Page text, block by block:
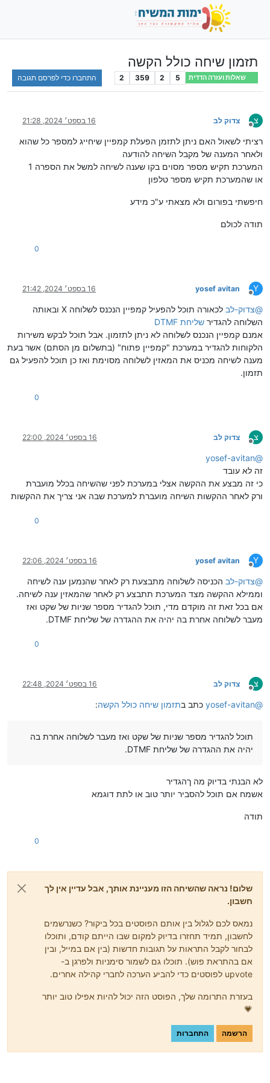
תזמון שיחה כולל הקשה
שאלות ועזרה הדדית 5
2
359
2 התחברו כדי לפרסם תגובה
צ
מנותק
צדוק לב 16 בספט׳ 2024, 21:28
רציתי לשאול האם ניתן לתזמן הפעלת קמפיין שיחייג למספר כל שהוא
ולאחר המענה של מקבל השיחה להודעה
המערכת תקיש מספר מסוים בקו שענה לשיחה למשל את הספרה 1
או שהמערכת תקיש מספר טלפון
חיפשתי בפורום ולא מצאתי ע"כ מידע
תודה לכולם
0
Y
מנותק
yosef avitan 16 בספט׳ 2024, 21:42
@צדוק-לב
לכאורה תוכל להפעיל קמפיין הנכנס לשלוחה X ובאותה
השלוחה להגדיר שליחת DTMF
אמנם קמפיין הנכנס לשלוחה לא ניתן לתזמון. אבל תוכל לבקש משירות
הלקוחות להגדיר במערכת "קמפיין פתוח" (בתשלום מן הסתם) אשר בעת
מענה לשיחה מכניס את המאזין לשלוחה מסוימת ואז כן תוכל להפעיל גם
תזמון.
0
צ
מנותק
צדוק לב 16 בספט׳ 2024, 22:00
@
yosef-avitan
זה לא עובד
כי זה מבצע את ההקשה אצלי במערכת לפני שהשיחה בכלל מועברת
ורק לאחר ההקשות השיחה מועברת למערכת שבה אני צריך את ההקשות
0
Y
מנותק
yosef avitan 16 בספט׳ 2024, 22:06
@צדוק-לב הכניסה לשלוחה מתבצעת רק לאחר שהנמען ענה לשיחה
וממילא ההקשה מצד המערכת תתבצע רק לאחר שהמאזין ענה לשיחה.
אם בכל זאת זה מוקדם מדי, תוכל להגדיר מספר שניות של שקט ואז
מעבר לשלוחה אחרת בה יהיה את ההגדרה של שליחת DTMF.
0
צ
מנותק
צדוק לב 16 בספט׳ 2024, 22:48
@
yosef-avitan כתב בתזמון שיחה כולל הקשה:
תוכל להגדיר מספר שניות של שקט ואז מעבר לשלוחה אחרת בה
יהיה את ההגדרה של שליחת DTMF.
לא הבנתי בדיוק מה ךהגדיר
אשמח אם תוכל להסביר יותר טוב או לתת דוגמא
תודה
0
שלום! נראה שהשיחה הזו מעניינת אותך, אבל עדיין אין לך
חשבון.
נמאס לכם לגלול בין אותם הפוסטים בכל ביקור? כשנרשמים
לחשבון, תמיד תחזרו בדיוק למקום שבו הייתם קודם, ותוכלו
לבחור לקבל התראות על תגובות חדשות (בין אם במייל, ובין
אם בהתראת פוש). תוכלו גם לשמור סימניות ולפרגן ב-
upvote לפוסטים כדי להביע הערכה לחברי קהילה אחרים.
בעזרת התרומה שלך, הפוסט הזה יכול להיות אפילו טוב יותר
💗
הרשמה התחברות